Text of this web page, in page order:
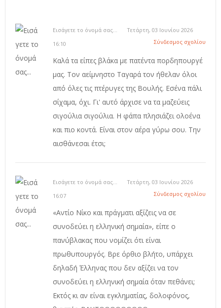
Εισάγετε το όνομά σας...
Τετάρτη, 03 Ιουνίου 2026
16:10
Σύνδεσμος σχολίου
Καλά τα είπες βλάκα με πατέντα πορδηπουργέ
μας. Τον αείμνηστο Ταγαρά τον ήθελαν όλοι
από όλες τις πτέρυγες της Βουλής. Εσένα πάλι
σίχαμα, όχι. Γι' αυτό άρχισε να τα μαζεύεις
σιγούλια σιγούλια. Η φάπα πλησιάζει ολοένα
και πιο κοντά. Είναι στον αέρα γύρω σου. Την
αισθάνεσαι έτσι;
Εισάγετε το όνομά σας...
Τετάρτη, 03 Ιουνίου 2026
16:07
Σύνδεσμος σχολίου
«Αντίο Νίκο και πράγματι αξίζεις να σε
συνοδεύει η ελληνική σημαία», είπε ο
πανύβλακας που νομίζει ότι είναι
πρωθυπουργός. Βρε όρθιο βλήτο, υπάρχει
δηλαδή Έλληνας που δεν αξίζει να τον
συνοδεύει η ελληνική σημαία όταν πεθάνει;
Εκτός κι αν είναι εγκληματίας, δολοφόνος,